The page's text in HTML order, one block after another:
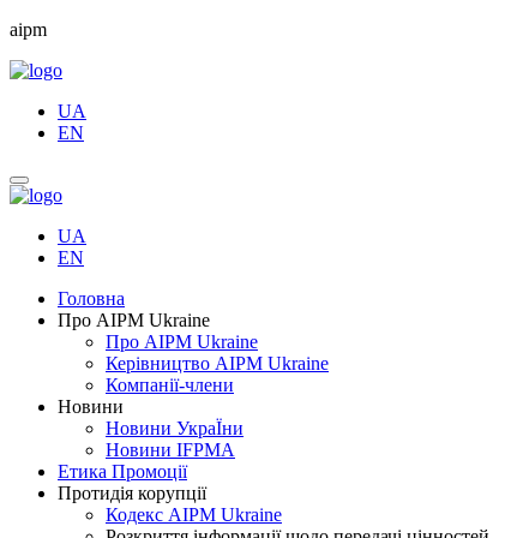
aipm
UA
EN
UA
EN
Головна
Про AIPM Ukraine
Про АІРМ Ukraine
Керівництво AIPM Ukraine
Компанії-члени
Новини
Новини УкраЇни
Новини IFPMA
Етика Промоції
Протидія корупції
Кодекс AIPM Ukraine